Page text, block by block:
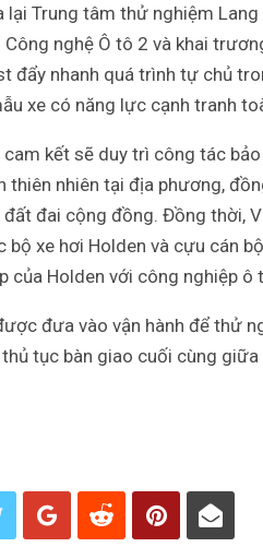
lại Trung tâm thử nghiệm
nghệ Ô tô 2 và khai
đẩy nhanh quá trình tự chủ
xe có năng lực cạnh tranh
cam kết sẽ duy trì công tác
thiên nhiên tại địa phương,
đai cộng đồng. Đồng thời,
bộ xe hơi Holden và cựu cán
của Holden với công nghiệp ô
đưa vào vận hành để thử
tục bàn giao cuối cùng giữa